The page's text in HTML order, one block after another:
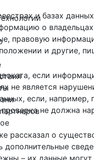
и базах
о
правовую
и другие,
если
не является
если, например,
не должна
рассказал о
дополнительные